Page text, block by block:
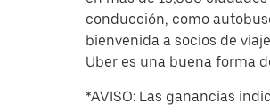
conducción, como
bienvenida a socios de
Uber es una buena forma
*AVISO: Las ganancias